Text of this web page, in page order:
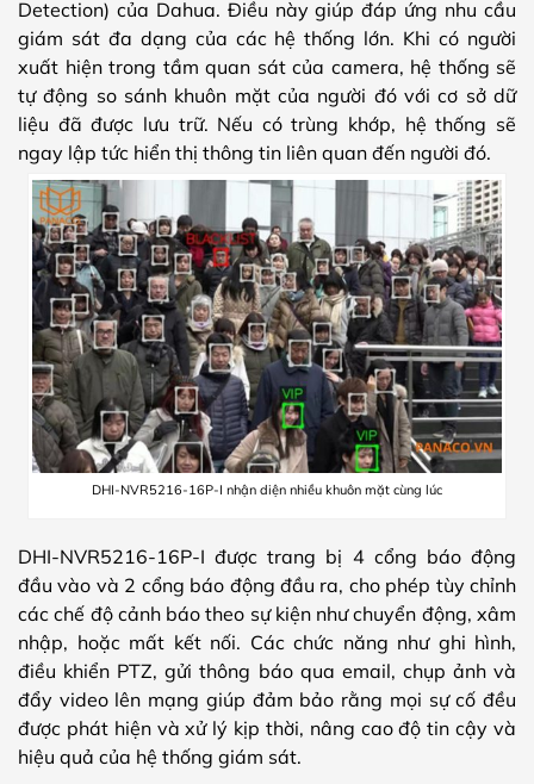
Detection) của Dahua. Điều này giúp đáp ứng nhu cầu
giám sát đa dạng của các hệ thống lớn. Khi có người
xuất hiện trong tầm quan sát của camera, hệ thống sẽ
tự động so sánh khuôn mặt của người đó với cơ sở dữ
liệu đã được lưu trữ. Nếu có trùng khớp, hệ thống sẽ
ngay lập tức hiển thị thông tin liên quan đến người đó.
DHI-NVR5216-16P-I nhận diện nhiều khuôn mặt cùng lúc
DHI-NVR5216-16P-I được trang bị 4 cổng báo động
đầu vào và 2 cổng báo động đầu ra, cho phép tùy chỉnh
các chế độ cảnh báo theo sự kiện như chuyển động, xâm
nhập, hoặc mất kết nối. Các chức năng như ghi hình,
điều khiển PTZ, gửi thông báo qua email, chụp ảnh và
đẩy video lên mạng giúp đảm bảo rằng mọi sự cố đều
được phát hiện và xử lý kịp thời, nâng cao độ tin cậy và
hiệu quả của hệ thống giám sát.